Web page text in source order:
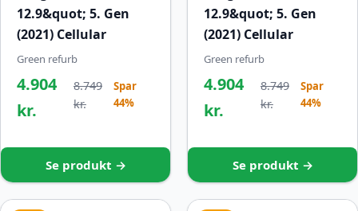
12.9&quot; 5. Gen
(2021) Cellular
Green refurb
4.904
kr.
8.749
kr.
Spar
44%
Se produkt →
12.9&quot; 5. Gen
(2021) Cellular
Green refurb
4.904
kr.
8.749
kr.
Spar
44%
Se produkt →